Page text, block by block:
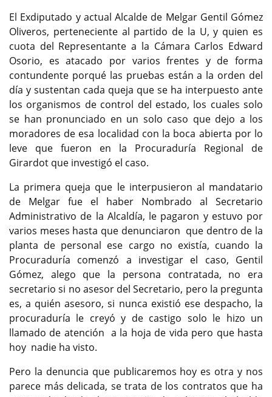
El Exdiputado y actual Alcalde de Melgar Gentil Gómez
Oliveros, perteneciente al partido de la U, y quien es
cuota del Representante a la Cámara Carlos Edward
Osorio, es atacado por varios frentes y de forma
contundente porqué las pruebas están a la orden del
día y sustentan cada queja que se ha interpuesto ante
los organismos de control del estado, los cuales solo
se han pronunciado en un solo caso que dejo a los
moradores de esa localidad con la boca abierta por lo
leve que fueron en la Procuraduría Regional de
Girardot que investigó el caso.
La primera queja que le interpusieron al mandatario
de Melgar fue el haber Nombrado al Secretario
Administrativo de la Alcaldía, le pagaron y estuvo por
varios meses hasta que denunciaron que dentro de la
planta de personal ese cargo no existía, cuando la
Procuraduría comenzó a investigar el caso, Gentil
Gómez, alego que la persona contratada, no era
secretario si no asesor del Secretario, pero la pregunta
es, a quién asesoro, si nunca existió ese despacho, la
procuraduría le creyó y de castigo solo le hizo un
llamado de atención a la hoja de vida pero que hasta
hoy nadie ha visto.
Pero la denuncia que publicaremos hoy es otra y nos
parece más delicada, se trata de los contratos que ha